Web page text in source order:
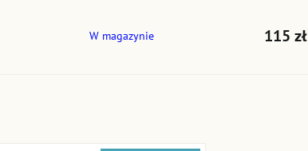
W magazynie 115 zł